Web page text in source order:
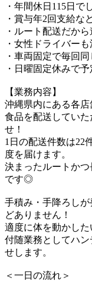
・年間休日115日で
・賞与年2回支給な
・ルート配送だか
・女性ドライバー
・車両固定で毎回
・日曜固定休みで
【業務内容】
沖縄県内にある各
食品を配送してい
せ！
1日の配送件数は22
度を届けます。
決まったルートか
です◎
手積み・手降ろし
どありません！
適度に体を動かし
付随業務としてハ
せします。
＜一日の流れ＞